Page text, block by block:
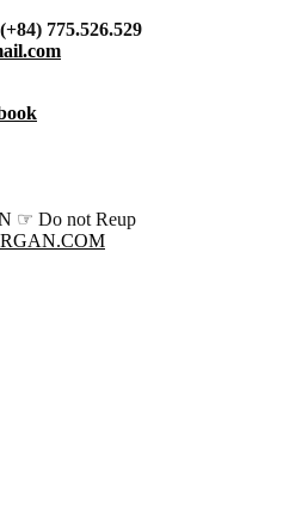
775.526.529
☞ Do not Reup